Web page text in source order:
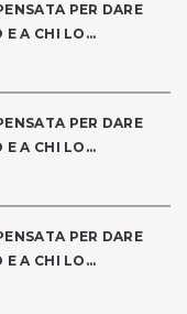
PER DARE
E A CHI LO...
PER DARE
E A CHI LO...
PER DARE
E A CHI LO...